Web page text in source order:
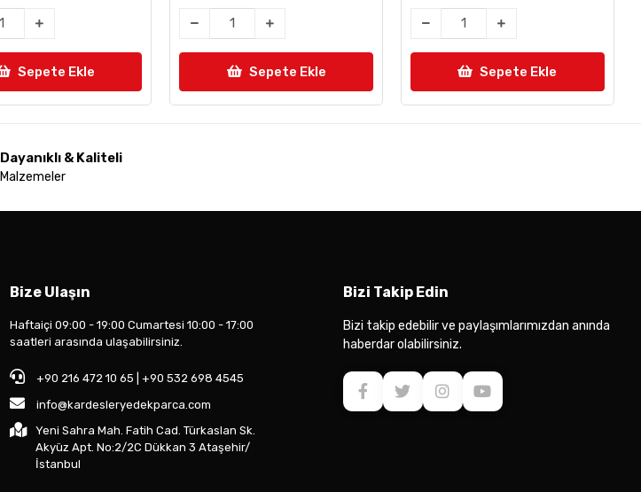
Sepete Ekle Sepete Ekle Sepete Ekle
Dayanıklı & Kaliteli
Malzemeler
Bize Ulaşın
Haftaiçi 09:00 - 19:00 Cumartesi 10:00 - 17:00
saatleri arasında ulaşabilirsiniz.
+90 216 472 10 65 | +90 532 698 4545
info@kardesleryedekparca.com
Yeni Sahra Mah. Fatih Cad. Türkaslan Sk.
Akyüz Apt. No:2/2C Dükkan 3 Ataşehir/
İstanbul
Bizi Takip Edin
Bizi takip edebilir ve paylaşımlarımızdan anında
haberdar olabilirsiniz.